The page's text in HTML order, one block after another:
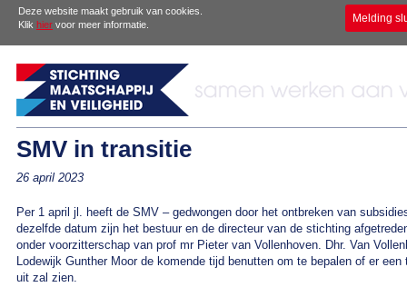
Deze website maakt gebruik van cookies.
Klik hier voor meer informatie. Melding
SMV in transitie
26 april 2023
Per 1 april jl. heeft de SMV – gedwongen door het ontbreken van
dezelfde datum zijn het bestuur en de directeur van de stichting
onder voorzitterschap van prof mr Pieter van Vollenhoven. Dhr. Van
Lodewijk Gunther Moor de komende tijd benutten om te bepalen of er
uit zal zien.